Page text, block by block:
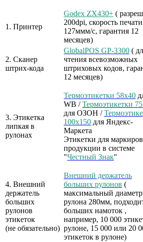
1. Принтер
Godex ZX430+ (
200dpi, скорость печати
127ммм/с, гарантия 12
месяцев)
2. Сканер
штрих-кода
GlobalPOS GP-3300 (
чтения всевозможных
штриховых кодов,
12 месяцев)
3. Этикетка
липкая в
рулонах
Термоэтикетки 58х40
WB /Термоэтикетки
для ОЗОН /
100x150 для Яндекс-
Маркета
Этикетки для
продукции в системе
"Честный Знак"
4. Внешний
держатель
больших
рулонов
этикеток
(не обязательно)
Внешний держатель
больших рулонов (
максимальный диаметр
рулона 280мм,
больших намоток ,
например, 10 000
рулоне, 15 000 или 20
этикеток в рулоне)